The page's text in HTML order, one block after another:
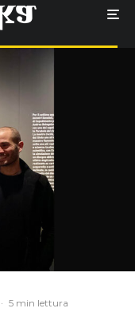
· 5 min lettura